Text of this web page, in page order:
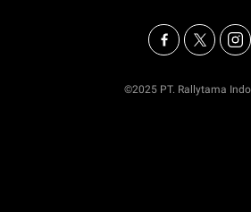
©2025 PT. Rallytama